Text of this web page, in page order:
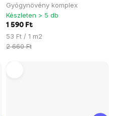
Gyógynövény komplex
Készleten > 5 db
1 590 Ft
Egységár:
53 Ft / 1 m2
2 660 Ft